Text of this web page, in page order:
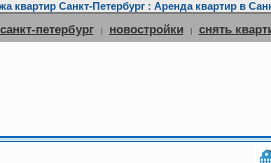
квартир Санкт-Петербург : Аренда квартир в
петербург | новостройки | снять